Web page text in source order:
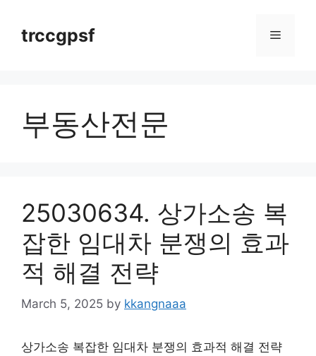
contenttrccgpsf Menu
부동산전문
25030634. 상가소송 복
잡한 임대차 분쟁의 효과
적 해결 전략
March 5, 2025 by kkangnaaa
상가소송 복잡한 임대차 분쟁의 효과적 해결 전략